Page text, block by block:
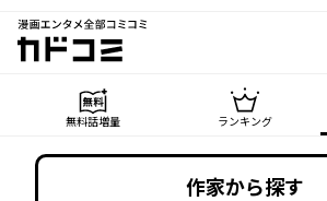
漫画エンタメ全部コミコミ
カドコミ
無料話増量 ランキング
作家から探す